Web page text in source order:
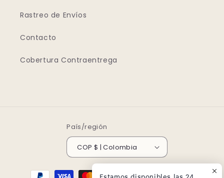
Rastreo de Envíos
Contacto
Cobertura Contraentrega
País/región
COP $ | Colombia
Formas